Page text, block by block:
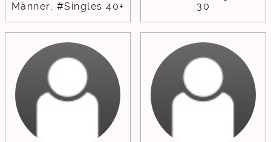
Männer, #Singles 40+
30